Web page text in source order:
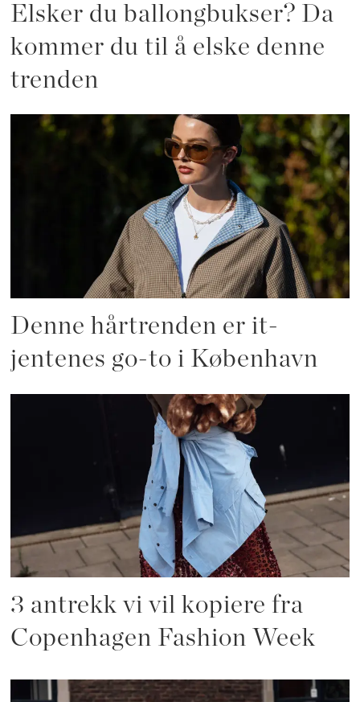
Elsker du ballongbukser? Da
kommer du til å elske denne
trenden
Denne hårtrenden er it-
jentenes go-to i København
3 antrekk vi vil kopiere fra
Copenhagen Fashion Week